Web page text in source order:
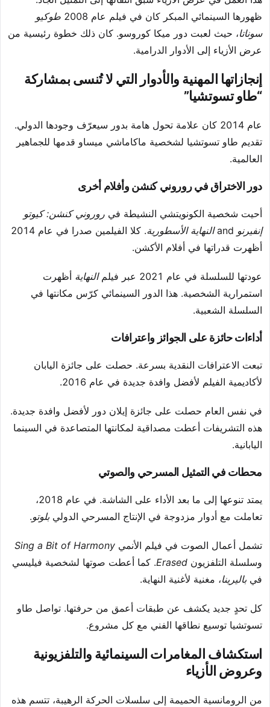
ظهورها السينمائي المبكر كان في فيلم عام 2008
طوكيو
سوناتا، حيث لعبت دور ميكا كوروسو. كان ذلك خطوة رئيسية من
عرض الأزياء إلى الأدوار الدرامية.
إنجازاتها المهنية والأدوار التي لا تُنسى بمشاركة
“طاو تسوتشيا”
عام 2014 كان علامة تحول هامة بدور سيعرّف وجودها الدولي.
تقديم طاو تسوتشيا لشخصية ماكاماشي ميساو قدمها للجماهير
العالمية.
دور الاختراق في روروني كنشن وأفلام أخرى
أحيت شخصية الكونويتشي النشيطة في روروني كنشن: كيوتو
إنفيرنو
النهاية الأسطورية
. كلا الفيلمين صدرا في عام 2014
أظهرت قدراتها في أفلام الأكشن.
عودتها للسلسلة في عام 2021 عبر فيلم النهاية أظهرت
استمرارية الشخصية. هذا الدور السينمائي كرّس مكانتها في
السلسلة الشعبية.
أداءات حائزة على الجوائز واعترافات
تبعت الاعترافات النقدية بسرعة. حصلت على جائزة اليابان
لأكاديمية الفيلم لأفضل وافدة جديدة في عام 2016.
في نفس العام حصلت على جائزة إيلان دور لأفضل وافدة جديدة.
هذه التشريفات أعطت مصداقية لمكانتها المتصاعدة في السينما
اليابانية.
محطات في التمثيل المسرحي والصوتي
يمتد تنوعها إلى ما بعد الأداء على الشاشة. في عام 2018،
تعاملت مع أدوار مزدوجة في الإنتاج المسرحي الدولي بلوتو.
تشمل أعمال الصوت في فيلم الأنمي Sing a Bit of Harmony
وسلسلة التلفزيون Erased. كما أعطت صوتها لشخصية فيليسي
في باليرينا، مغنية لأغنية النهاية.
كل تحدٍ جديد يكشف عن طبقات أعمق من حرفتها. تواصل طاو
تسوتشيا توسيع نطاقها الفني مع كل مشروع.
استكشاف المغامرات السينمائية والتلفزيونية
وعروض الأزياء
من الرومانسية الحميمة إلى سلسلات الحركة الرهيبة، تتسم هذه